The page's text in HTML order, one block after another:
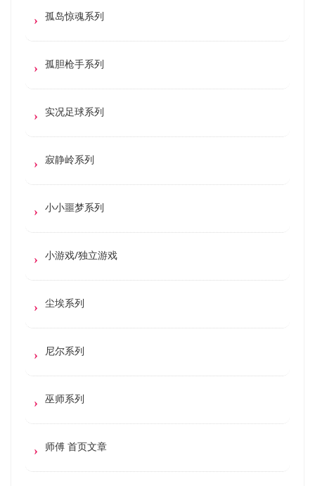
孤岛惊魂系列
孤胆枪手系列
实况足球系列
寂静岭系列
小小噩梦系列
小游戏/独立游戏
尘埃系列
尼尔系列
巫师系列
师傅 首页文章